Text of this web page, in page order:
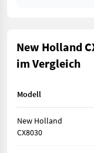
New Holland
im Vergleich
Modell
New Holland
CX8030